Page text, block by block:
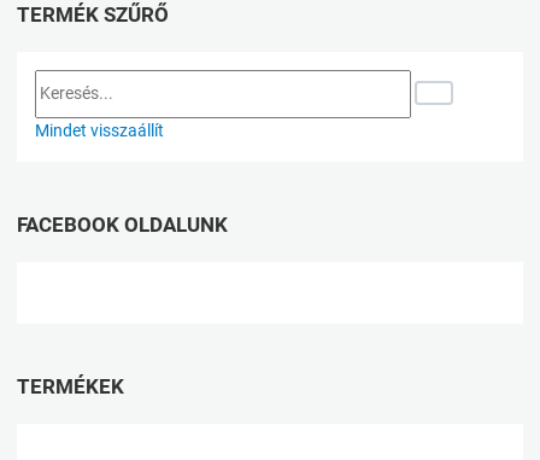
TERMÉK SZŰRŐ
Mindet visszaállít
FACEBOOK OLDALUNK
TERMÉKEK